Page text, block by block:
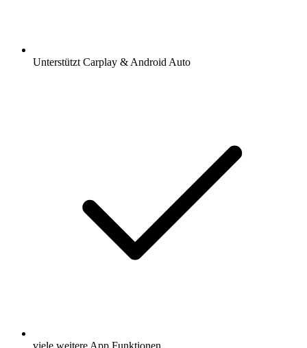
Unterstützt Carplay & Android Auto